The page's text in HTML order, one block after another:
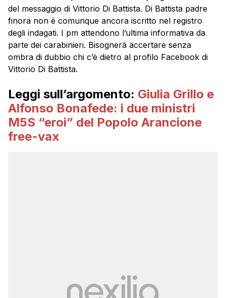
del messaggio di Vittorio Di Battista. Di Battista padre
finora non è comunque ancora iscritto nel registro
degli indagati. I pm attendono l’ultima informativa da
parte dei carabinieri. Bisognerà accertare senza
ombra di dubbio chi c’è dietro al profilo Facebook di
Vittorio Di Battista.
Leggi sull’argomento: Giulia Grillo e
Alfonso Bonafede: i due ministri
M5S “eroi” del Popolo Arancione
free-vax